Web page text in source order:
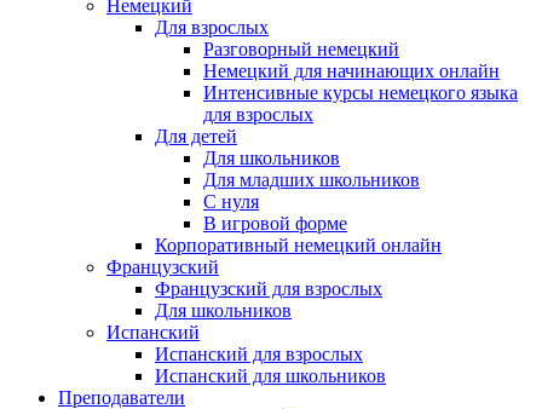
Немецкий
Для взрослых
Разговорный немецкий
Немецкий для начинающих онлайн
Интенсивные курсы немецкого языка
для взрослых
Для детей
Для школьников
Для младших школьников
С нуля
В игровой форме
Корпоративный немецкий онлайн
Французский
Французский для взрослых
Для школьников
Испанский
Испанский для взрослых
Испанский для школьников
Преподаватели